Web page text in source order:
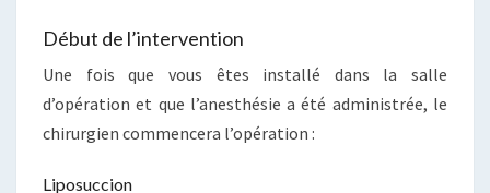
Début de l’intervention
Une fois que vous êtes installé dans la salle
d’opération et que l’anesthésie a été administrée, le
chirurgien commencera l’opération :
Liposuccion